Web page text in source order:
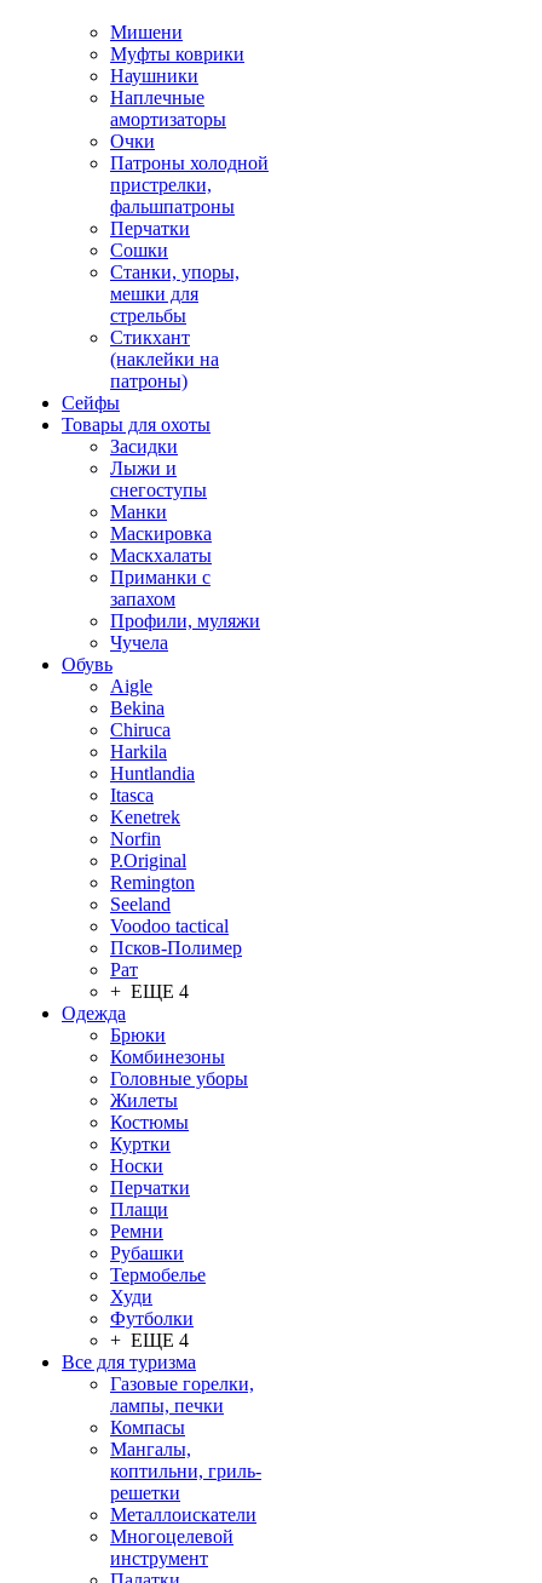
Мишени
Муфты коврики
Наушники
Наплечные
амортизаторы
Очки
Патроны холодной
пристрелки,
фальшпатроны
Перчатки
Сошки
Станки, упоры,
мешки для
стрельбы
Стикхант
(наклейки на
патроны)
Сейфы
Товары для охоты
Засидки
Лыжи и
снегоступы
Манки
Маскировка
Маскхалаты
Приманки с
запахом
Профили, муляжи
Чучела
Обувь
Aigle
Bekina
Chiruсa
Harkila
Huntlandia
Itasca
Kenetrek
Norfin
P.Original
Remington
Seeland
Voodoo tactical
Псков-Полимер
Рат
+ ЕЩЕ 4
Одежда
Брюки
Комбинезоны
Головные уборы
Жилеты
Костюмы
Куртки
Носки
Перчатки
Плащи
Ремни
Рубашки
Термобелье
Худи
Футболки
+ ЕЩЕ 4
Все для туризма
Газовые горелки,
лампы, печки
Компасы
Мангалы,
коптильни, гриль-
решетки
Металлоискатели
Многоцелевой
инструмент